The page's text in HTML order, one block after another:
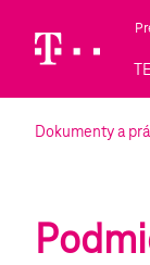
Skip to Main
Dokumenty a